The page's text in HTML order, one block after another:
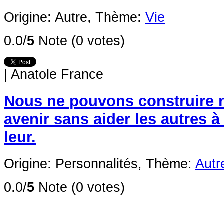
Origine: Autre, Thème: Vie
0.0/5 Note (0 votes)
Anatole France
Nous ne pouvons construire
avenir sans aider les autres
leur.
Origine: Personnalités, Thème:
0.0/5 Note (0 votes)